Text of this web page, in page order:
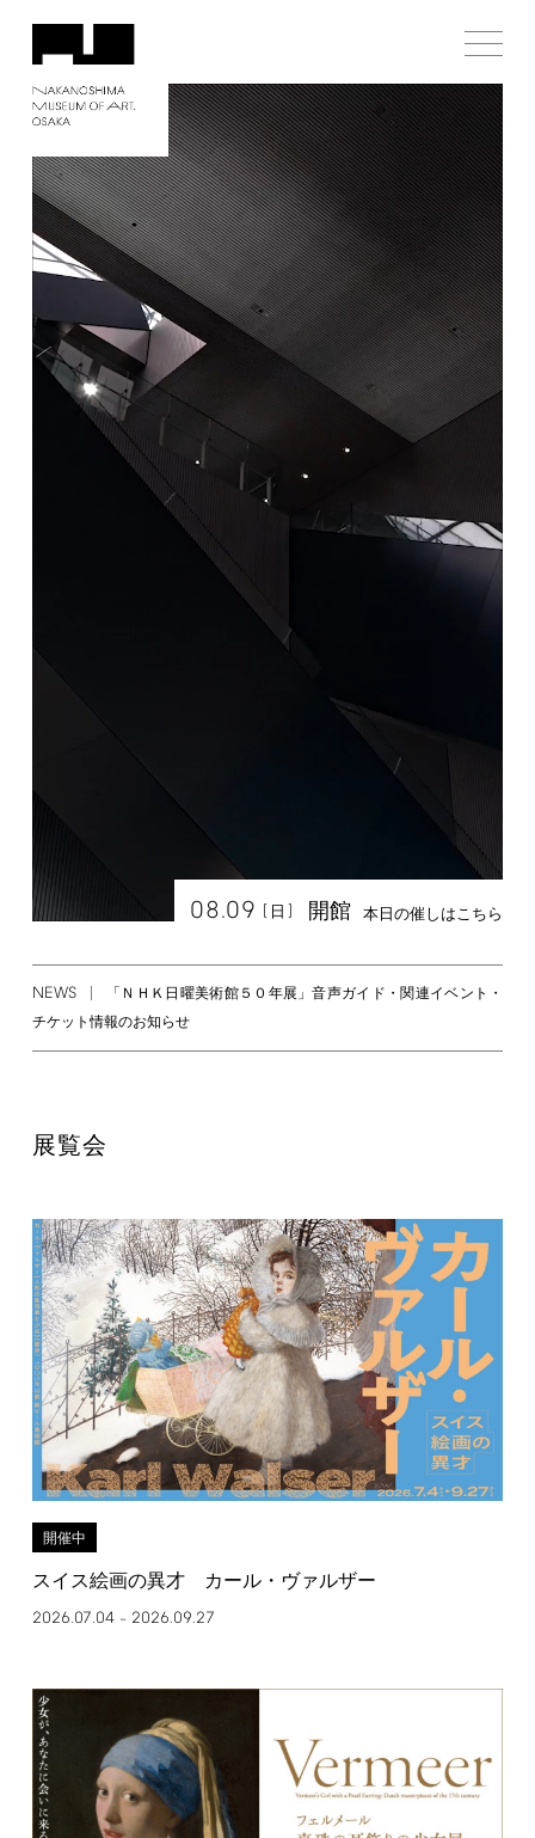
08.09 [ 日 ] 開館 本日の催しはこちら
NEWS
「ＮＨＫ日曜美術館５０年展」音声ガイド・関連イベント・
チケット情報のお知らせ
展覧会
開催中
スイス絵画の異才 カール・ヴァルザー
2026.07.04– 2026.09.27